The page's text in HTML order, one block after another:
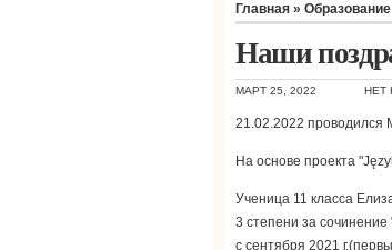
Главная » Образование
Наши
МАРТ 25, 2022 НЕТ
21.02.2022 проводился
На основе проекта
Ученица 11 класса
3 степени за сочинение
с сентября 2021